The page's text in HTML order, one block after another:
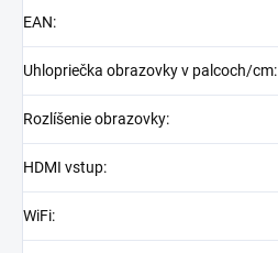
EAN:
Uhlopriečka obrazovky v palcoch/cm:
Rozlíšenie obrazovky:
HDMI vstup:
WiFi: